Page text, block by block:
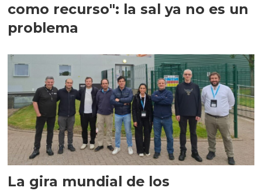
como recurso": la sal ya no es un
problema
La gira mundial de los